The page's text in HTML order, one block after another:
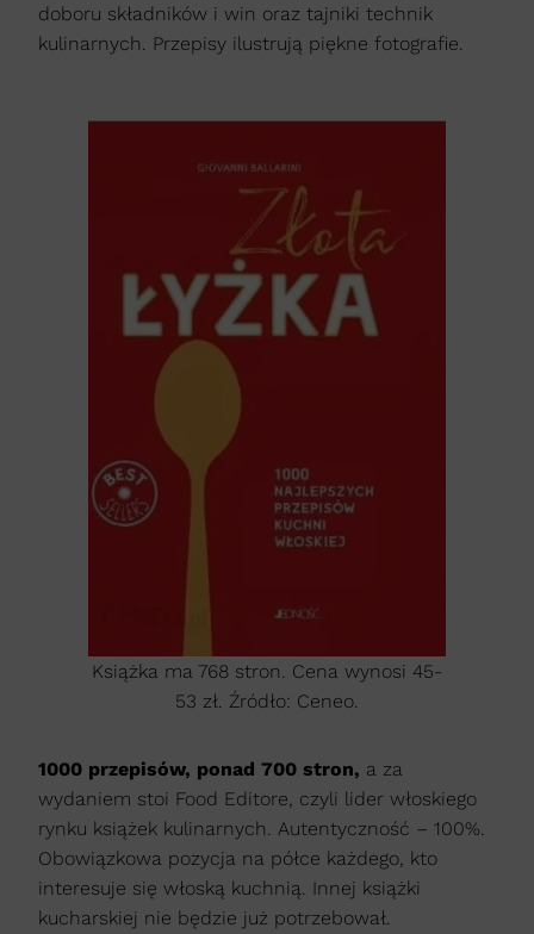
doboru składników i win oraz tajniki technik
kulinarnych. Przepisy ilustrują piękne fotografie.
Książka ma 768 stron. Cena wynosi 45-
53 zł. Źródło: Ceneo.
1000 przepisów, ponad 700 stron, a za
wydaniem stoi Food Editore, czyli lider włoskiego
rynku książek kulinarnych. Autentyczność – 100%.
Obowiązkowa pozycja na półce każdego, kto
interesuje się włoską kuchnią. Innej książki
kucharskiej nie będzie już potrzebował.